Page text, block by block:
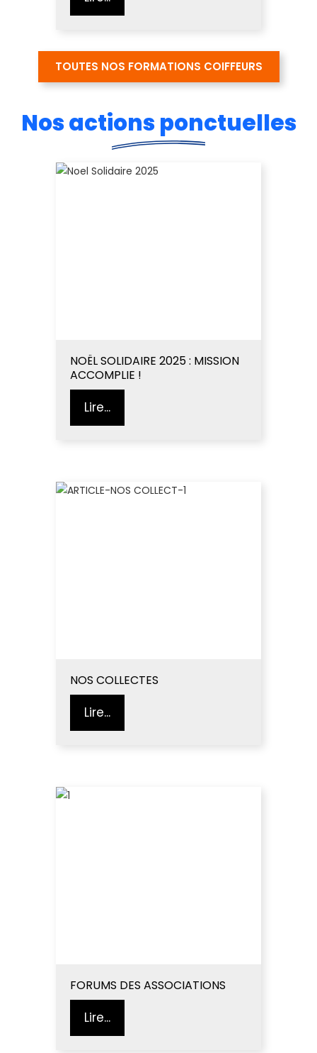
TOUTES NOS FORMATIONS COIFFEURS
Nos actions ponctuelles
NOËL SOLIDAIRE 2025 : MISSION
ACCOMPLIE !
Lire...
NOS COLLECTES
Lire...
FORUMS DES ASSOCIATIONS
Lire...